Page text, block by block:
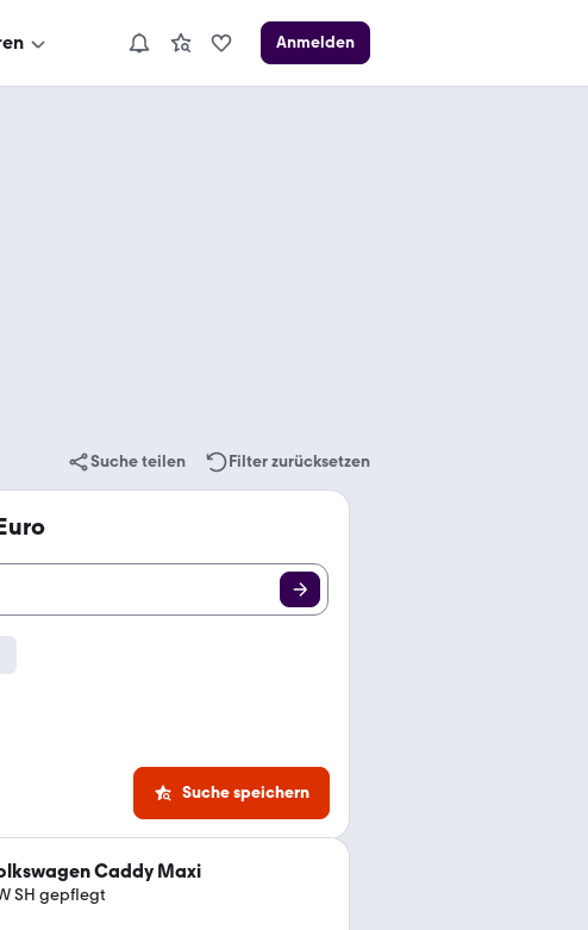
Anmelden
Suche teilen Filter zurücksetzen
Suche speichern
Caddy Maxi
SH gepflegt